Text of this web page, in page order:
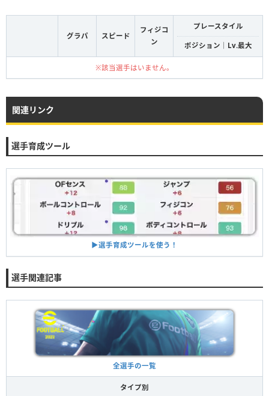
グラパ スピード
フィジコ
ン
プレースタイル
ポジション｜Lv.最大
※該当選手はいません。
関連リンク
選手育成ツール
▶︎選手育成ツールを使う！
選手関連記事
全選手の一覧
タイプ別